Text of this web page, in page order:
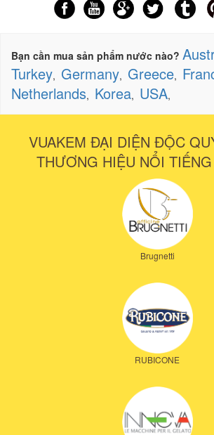
Bạn cần mua sản phẩm nước nào?
Turkey, Germany, Greece,
Netherlands, Korea, USA,
VUAKEM ĐẠI DIỆN ĐỘC
THƯƠNG HIỆU NỔI
Brugnetti
RUBICONE